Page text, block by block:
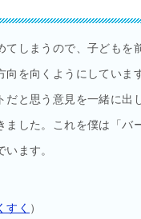
てしまうので、子どもを
向を向くようにしていま
だと思う意見を一緒に出
ました。これを僕は「バ
ます。
すく ）